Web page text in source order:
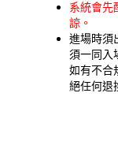
系統會先
諒。
進場時須
須一同入
如有不合
絕任何退